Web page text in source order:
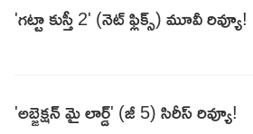
'గట్టా కుస్తీ 2' (నెట్ ఫ్లిక్స్) మూవీ రివ్యూ!
'అబ్జెక్షన్ మై లార్డ్' (జీ 5) సిరీస్ రివ్యూ!